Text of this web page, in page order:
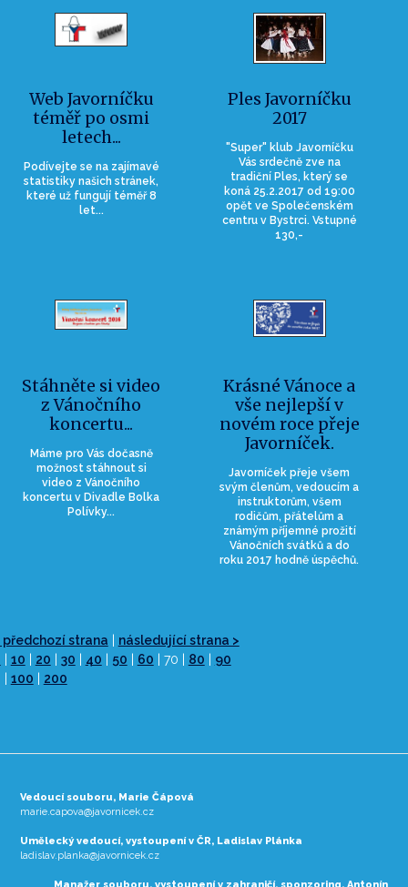
Web Javorníčku
téměř po osmi
letech...
Podívejte se na zajímavé
statistiky našich stránek,
které už fungují téměř 8
let...
Ples Javorníčku
2017
"Super" klub Javorníčku
Vás srdečně zve na
tradiční Ples, který se
koná 25.2.2017 od 19:00
opět ve Společenském
centru v Bystrci. Vstupné
130,-
Stáhněte si video
z Vánočního
koncertu...
Máme pro Vás dočasně
možnost stáhnout si
video z Vánočního
koncertu v Divadle Bolka
Polívky...
Krásné Vánoce a
vše nejlepší v
novém roce přeje
Javorníček.
Javorníček přeje všem
svým členům, vedoucím a
instruktorům, všem
rodičům, přátelům a
známým příjemné prožití
Vánočních svátků a do
roku 2017 hodně úspěchů.
předchozí strana
následující strana >
10 20 30 40 50 60 | 70 | 80
90
100 200
Vedoucí souboru, Marie Čápová
marie.capova@javornicek.cz
Umělecký vedoucí, vystoupení v ČR, Ladislav Plánka
ladislav.planka@javornicek.cz